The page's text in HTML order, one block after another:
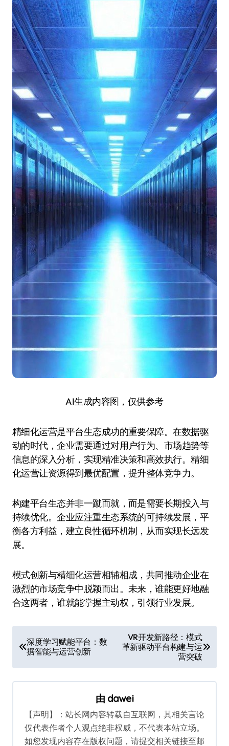
AI生成内容图，仅供参考
精细化运营是平台生态成功的重要保障。在数据驱
动的时代，企业需要通过对用户行为、市场趋势等
信息的深入分析，实现精准决策和高效执行。精细
化运营让资源得到最优配置，提升整体竞争力。
构建平台生态并非一蹴而就，而是需要长期投入与
持续优化。企业应注重生态系统的可持续发展，平
衡各方利益，建立良性循环机制，从而实现长远发
展。
模式创新与精细化运营相辅相成，共同推动企业在
激烈的市场竞争中脱颖而出。未来，谁能更好地融
合这两者，谁就能掌握主动权，引领行业发展。
章
导
航
深度学习赋能平台：数
据智能与运营创新
VR开发新路径：模式
革新驱动平台构建与运
营突破
由 dawei
【声明】：站长网内容转载自互联网，其相关言论
仅代表作者个人观点绝非权威，不代表本站立场。
如您发现内容存在版权问题，请提交相关链接至邮